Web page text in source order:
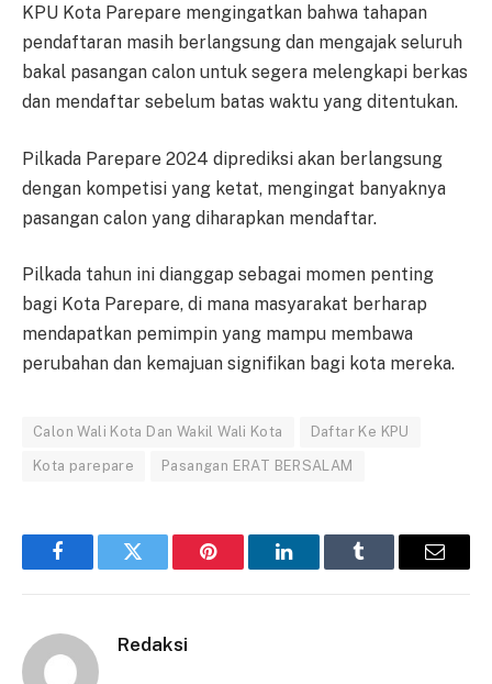
KPU Kota Parepare mengingatkan bahwa tahapan
pendaftaran masih berlangsung dan mengajak seluruh
bakal pasangan calon untuk segera melengkapi berkas
dan mendaftar sebelum batas waktu yang ditentukan.
Pilkada Parepare 2024 diprediksi akan berlangsung
dengan kompetisi yang ketat, mengingat banyaknya
pasangan calon yang diharapkan mendaftar.
Pilkada tahun ini dianggap sebagai momen penting
bagi Kota Parepare, di mana masyarakat berharap
mendapatkan pemimpin yang mampu membawa
perubahan dan kemajuan signifikan bagi kota mereka.
Calon Wali Kota Dan Wakil Wali Kota Daftar Ke KPU
Kota parepare Pasangan ERAT BERSALAM
FacebookTwitter Pinterest LinkedInTumblr Email
Redaksi